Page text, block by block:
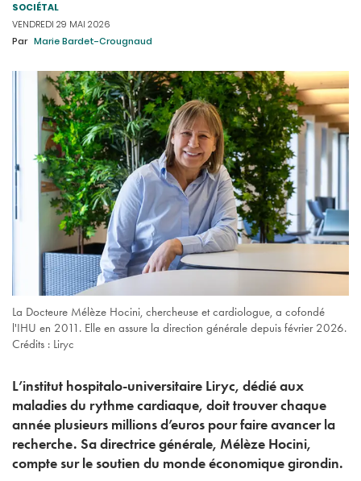
SOCIÉTAL
VENDREDI 29 MAI 2026
Par Marie Bardet-Crougnaud
La Docteure Mélèze Hocini, chercheuse et cardiologue, a cofondé
l'IHU en 2011. Elle en assure la direction générale depuis février 2026.
Crédits : Liryc
L’institut hospitalo-universitaire Liryc, dédié aux
maladies du rythme cardiaque, doit trouver chaque
année plusieurs millions d’euros pour faire avancer la
recherche. Sa directrice générale, Mélèze Hocini,
compte sur le soutien du monde économique girondin.